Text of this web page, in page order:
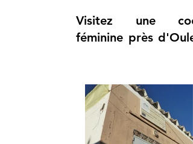
Visitez une
féminine près